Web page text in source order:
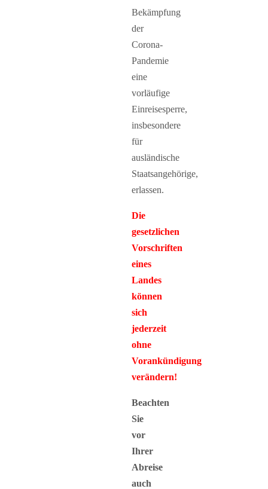
Bekämpfung
der
Corona-
Pandemie
eine
vorläufige
Einreisesperre,
insbesondere
für
ausländische
Staatsangehörige,
erlassen.
Die
gesetzlichen
Vorschriften
eines
Landes
können
sich
jederzeit
ohne
Vorankündigung
verändern!
Beachten
Sie
vor
Ihrer
Abreise
auch